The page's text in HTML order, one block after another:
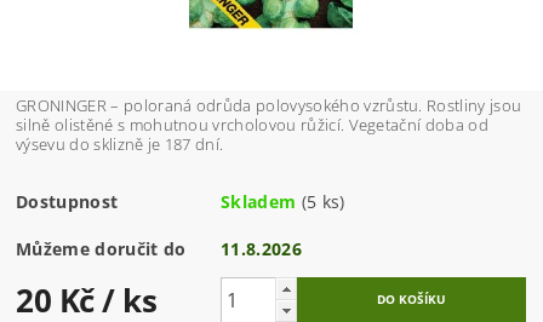
GRONINGER – poloraná odrůda polovysokého vzrůstu. Rostliny jsou
silně olistěné s mohutnou vrcholovou růžicí. Vegetační doba od
výsevu do sklizně je 187 dní.
Dostupnost Skladem (5 ks)
Můžeme doručit do 11.8.2026
20 Kč/ ks